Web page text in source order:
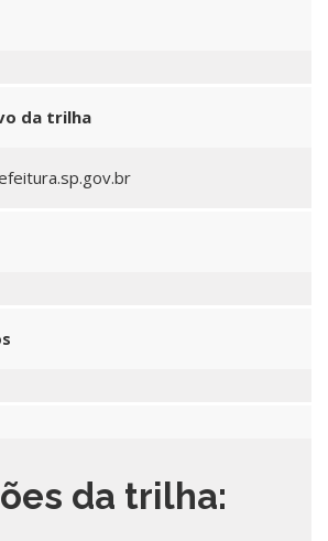
da trilha
da trilha: